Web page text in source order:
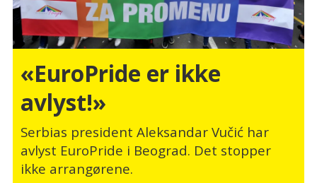
«EuroPride er ikke
avlyst!»
Serbias president Aleksandar Vučić har
avlyst EuroPride i Beograd. Det stopper
ikke arrangørene.